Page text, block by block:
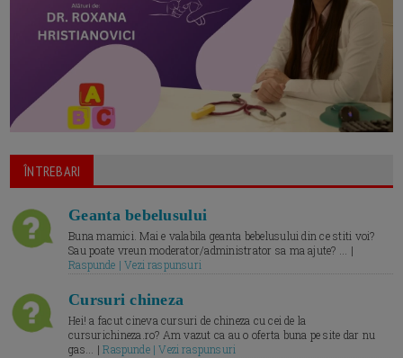
ÎNTREBARI
Geanta bebelusului
Buna mamici. Mai e valabila geanta bebelusului din ce stiti voi?
Sau poate vreun moderator/administrator sa ma ajute? ... |
Raspunde | Vezi raspunsuri
Cursuri chineza
Hei! a facut cineva cursuri de chineza cu cei de la
cursurichineza.ro? Am vazut ca au o oferta buna pe site dar nu
gas... |Raspunde | Vezi raspunsuri